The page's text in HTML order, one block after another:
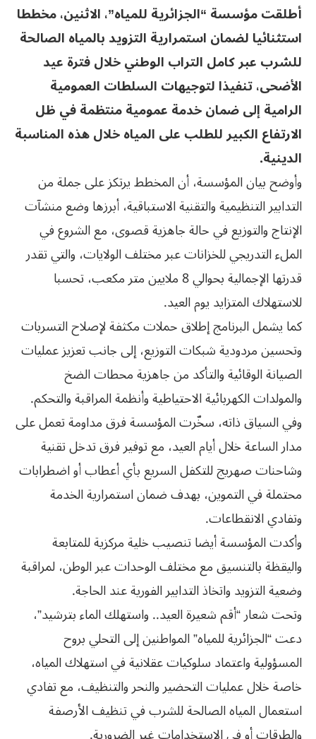
أطلقت مؤسسة “الجزائرية للمياه”، الاثنين، مخططا
استثنائيا لضمان استمرارية التزويد بالمياه الصالحة
للشرب عبر كامل التراب الوطني خلال فترة عيد
الأضحى، تنفيذا لتوجيهات السلطات العمومية
الرامية إلى ضمان خدمة عمومية منتظمة في ظل
الارتفاع الكبير للطلب على المياه خلال هذه المناسبة
الدينية.
وأوضح بيان المؤسسة، أن المخطط يرتكز على جملة من
التدابير التنظيمية والتقنية الاستباقية، أبرزها وضع منشآت
الإنتاج والتوزيع في حالة جاهزية قصوى، مع الشروع في
الملء التدريجي للخزانات عبر مختلف الولايات، والتي تقدر
قدرتها الإجمالية بحوالي 8 ملايين متر مكعب، تحسبا
للاستهلاك المتزايد يوم العيد.
كما يشمل البرنامج إطلاق حملات مكثفة لإصلاح التسربات
وتحسين مردودية شبكات التوزيع، إلى جانب تعزيز عمليات
الصيانة الوقائية والتأكد من جاهزية محطات الضخ
والمولدات الكهربائية الاحتياطية وأنظمة المراقبة والتحكم.
وفي السياق ذاته، سخّرت المؤسسة فرق مداومة تعمل على
مدار الساعة خلال أيام العيد، مع توفير فرق تدخل تقنية
وشاحنات صهريج للتكفل السريع بأي أعطاب أو اضطرابات
محتملة في التموين، بهدف ضمان استمرارية الخدمة
وتفادي الانقطاعات.
وأكدت المؤسسة أيضا تنصيب خلية مركزية للمتابعة
واليقظة بالتنسيق مع مختلف الوحدات عبر الوطن، لمراقبة
وضعية التزويد واتخاذ التدابير الفورية عند الحاجة.
وتحت شعار “أقم شعيرة العيد.. واستهلك الماء بترشيد”،
دعت “الجزائرية للمياه” المواطنين إلى التحلي بروح
المسؤولية واعتماد سلوكيات عقلانية في استهلاك المياه،
خاصة خلال عمليات التحضير والنحر والتنظيف، مع تفادي
استعمال المياه الصالحة للشرب في تنظيف الأرصفة